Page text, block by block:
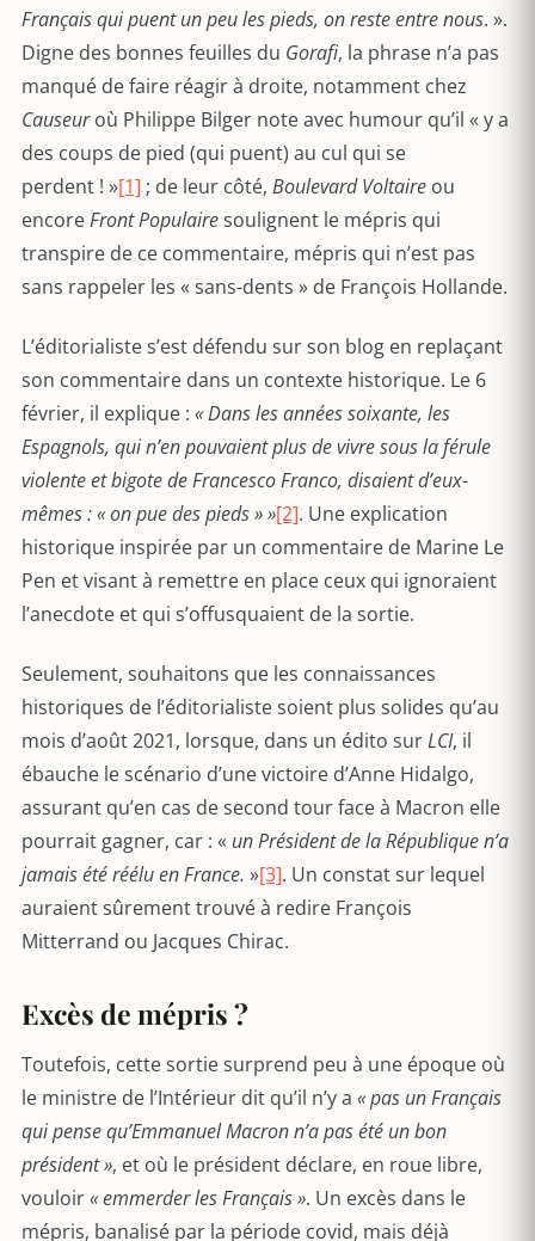
Français qui puent un peu les pieds, on reste entre nous. ».
Digne des bonnes feuilles du Gorafi, la phrase n’a pas
manqué de faire réagir à droite, notamment chez
Causeuroù Philippe Bilger note avec humour qu’il « y a
des coups de pied (qui puent) au cul qui se
perdent ! »[1] ; de leur côté, Boulevard Voltaire ou
encoreFront Populairesoulignent le mépris qui
transpire de ce commentaire, mépris qui n’est pas
sans rappeler les « sans-dents » de François Hollande.
L’éditorialiste s’est défendu sur son blog en replaçant
son commentaire dans un contexte historique. Le 6
février, il explique : « Dans les années soixante, les
Espagnols, qui n’en pouvaient plus de vivre sous la férule
violente et bigote de Francesco Franco, disaient d’eux-
mêmes : « on pue des pieds » »[2]. Une explication
historique inspirée par un commentaire de Marine Le
Pen et visant à remettre en place ceux qui ignoraient
l’anecdote et qui s’offusquaient de la sortie.
Seulement, souhaitons que les connaissances
historiques de l’éditorialiste soient plus solides qu’au
mois d’août 2021, lorsque, dans un édito surLCI, il
ébauche le scénario d’une victoire d’Anne Hidalgo,
assurant qu’en cas de second tour face à Macron elle
pourrait gagner, car : « un Président de la République n’a
jamais été réélu en France. »[3]. Un constat sur lequel
auraient sûrement trouvé à redire François
Mitterrand ou Jacques Chirac.
Excès de mépris ?
Toutefois, cette sortie surprend peu à une époque où
le ministre de l’Intérieur dit qu’il n’y a « pas un Français
qui pense qu’Emmanuel Macron n’a pas été un bon
président », et où le président déclare, en roue libre,
vouloir« emmerder les Français ». Un excès dans le
mépris, banalisé par la période covid, mais déjà